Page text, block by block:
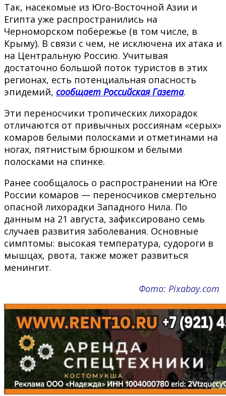
Так, насекомые из Юго-Восточной Азии и
Египта уже распространились на
Черноморском побережье (в том числе, в
Крыму). В связи с чем, не исключена их атака и
на Центральную Россию. Учитывая
достаточно большой поток туристов в этих
регионах, есть потенциальная опасность
эпидемий, сообщает Российская Газета.
Эти переносчики тропических лихорадок
отличаются от привычных россиянам «серых»
комаров белыми полосками и отметинами на
ногах, пятнистым брюшком и белыми
полосками на спинке.
Ранее сообщалось о распространении на Юге
России комаров — переносчиков смертельно
опасной лихорадки Западного Нила. По
данным на 21 августа, зафиксировано семь
случаев развития заболевания. Основные
симптомы: высокая температура, судороги в
мышцах, рвота, также может развиться
менингит.
Фото: Pixabay.com